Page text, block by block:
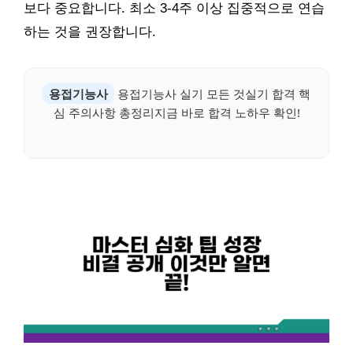
보다 중요합니다. 최소 3-4주 이상 집중적으로 연습
하는 것을 권장합니다.
용접기능사
용접기능사 실기 모든 것실기 합격 핵
심 주의사항 총정리지금 바로 합격 노하우 확인!